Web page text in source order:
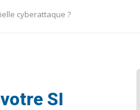
cyberattaque ?
SI